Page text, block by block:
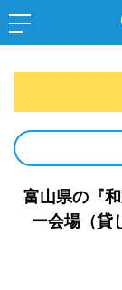
富山県の『
ー会場（貸